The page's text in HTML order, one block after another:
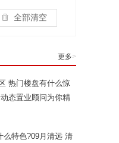
全部清空
更多>
热门楼盘有什么惊
态置业顾问为你精
么特色?09月清远 清